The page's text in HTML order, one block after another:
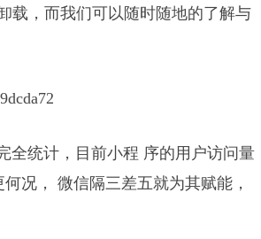
载，而我们可以随时随地的了解与
统计，目前小程 序的用户访问量
况， 微信隔三差五就为其赋能，